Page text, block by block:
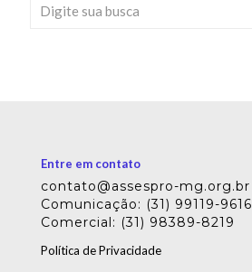
Entre em contato
contato@assespro-mg.org.br
Comunicação: (31) 99119-9616
Comercial: (31) 98389-8219
Política de Privacidade